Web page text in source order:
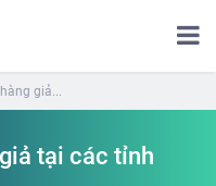
giả...
tại các tỉnh